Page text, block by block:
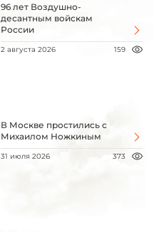
96 лет Воздушно-
десантным войскам
России
2 августа 2026 159
В Москве простились с
Михаилом Ножкиным
31 июля 2026 373